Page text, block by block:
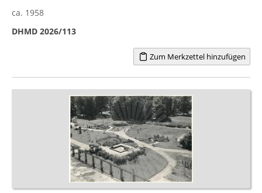
ca. 1958
DHMD 2026/113
Zum Merkzettel hinzufügen